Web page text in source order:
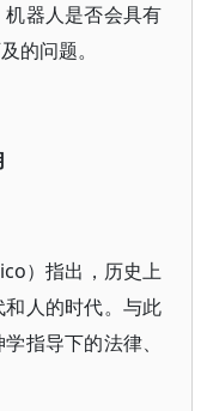
器人是否会具有
的问题。
）指出，历史上
人的时代。与此
指导下的法律、